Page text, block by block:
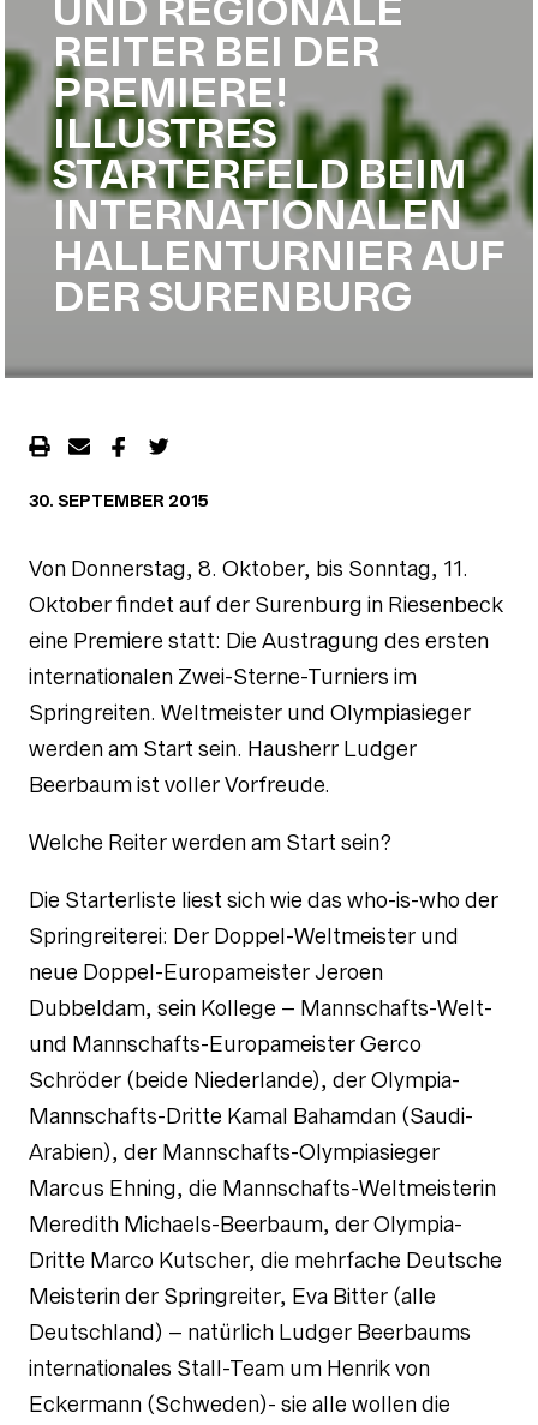
UND REGIONALE
REITER BEI DER
PREMIERE!
ILLUSTRES
STARTERFELD BEIM
INTERNATIONALEN
HALLENTURNIER AUF
DER SURENBURG
30. SEPTEMBER 2015
Von Donnerstag, 8. Oktober, bis Sonntag, 11.
Oktober findet auf der Surenburg in Riesenbeck
eine Premiere statt: Die Austragung des ersten
internationalen Zwei-Sterne-Turniers im
Springreiten. Weltmeister und Olympiasieger
werden am Start sein. Hausherr Ludger
Beerbaum ist voller Vorfreude.
Welche Reiter werden am Start sein?
Die Starterliste liest sich wie das who-is-who der
Springreiterei: Der Doppel-Weltmeister und
neue Doppel-Europameister Jeroen
Dubbeldam, sein Kollege – Mannschafts-Welt-
und Mannschafts-Europameister Gerco
Schröder (beide Niederlande), der Olympia-
Mannschafts-Dritte Kamal Bahamdan (Saudi-
Arabien), der Mannschafts-Olympiasieger
Marcus Ehning, die Mannschafts-Weltmeisterin
Meredith Michaels-Beerbaum, der Olympia-
Dritte Marco Kutscher, die mehrfache Deutsche
Meisterin der Springreiter, Eva Bitter (alle
Deutschland) – natürlich Ludger Beerbaums
internationales Stall-Team um Henrik von
Eckermann (Schweden)- sie alle wollen die